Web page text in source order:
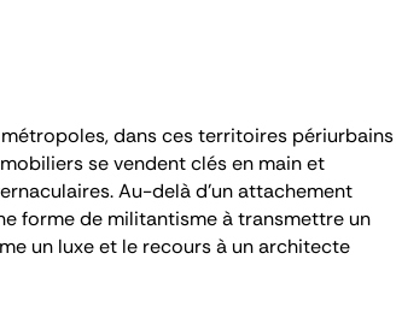
dans ces territoires périurbains
se vendent clés en main et
Au-delà d’un attachement
forme de militantisme à transmettre un
un luxe et le recours à un architecte